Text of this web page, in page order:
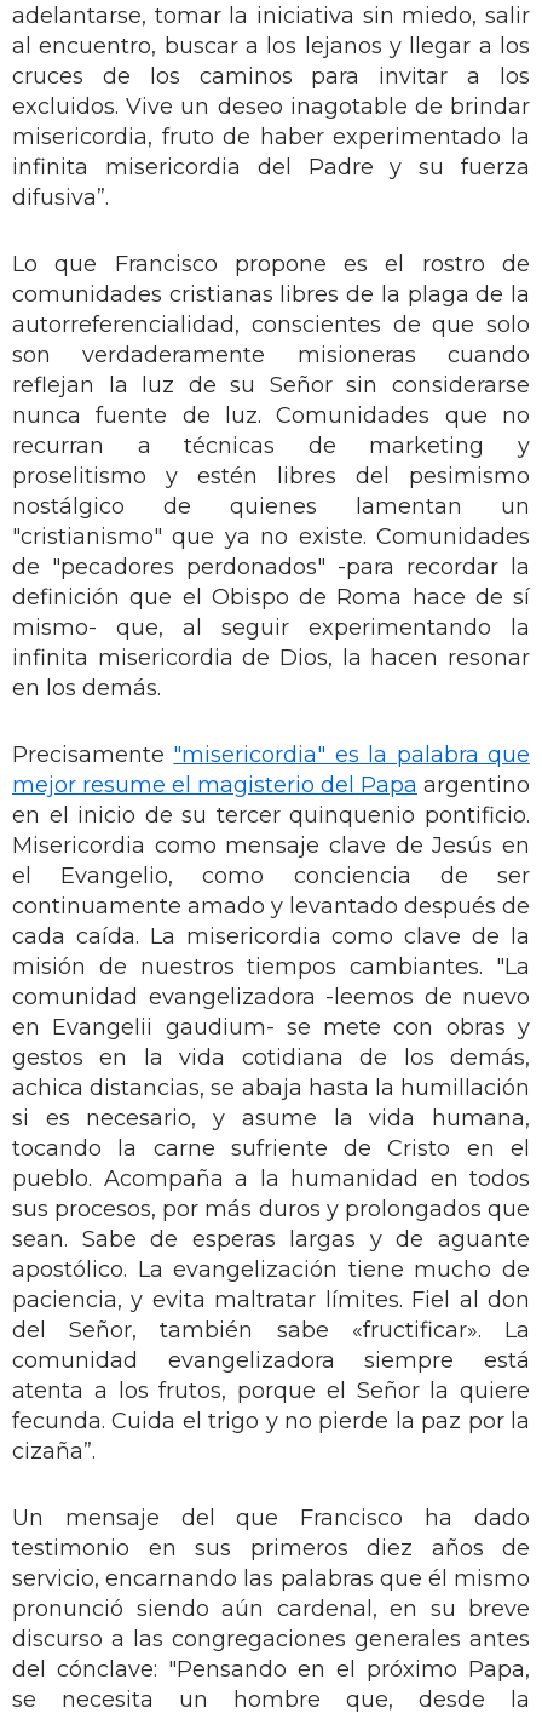
adelantarse, tomar la iniciativa sin miedo, salir
al encuentro, buscar a los lejanos y llegar a los
cruces de los caminos para invitar a los
excluidos. Vive un deseo inagotable de brindar
misericordia, fruto de haber experimentado la
infinita misericordia del Padre y su fuerza
difusiva”.
Lo que Francisco propone es el rostro de
comunidades cristianas libres de la plaga de la
autorreferencialidad, conscientes de que solo
son verdaderamente misioneras cuando
reflejan la luz de su Señor sin considerarse
nunca fuente de luz. Comunidades que no
recurran a técnicas de marketing y
proselitismo y estén libres del pesimismo
nostálgico de quienes lamentan un
"cristianismo" que ya no existe. Comunidades
de "pecadores perdonados" -para recordar la
definición que el Obispo de Roma hace de sí
mismo- que, al seguir experimentando la
infinita misericordia de Dios, la hacen resonar
en los demás.
Precisamente "misericordia" es la palabra que
mejor resume el magisterio del Papa argentino
en el inicio de su tercer quinquenio pontificio.
Misericordia como mensaje clave de Jesús en
el Evangelio, como conciencia de ser
continuamente amado y levantado después de
cada caída. La misericordia como clave de la
misión de nuestros tiempos cambiantes. "La
comunidad evangelizadora -leemos de nuevo
en Evangelii gaudium- se mete con obras y
gestos en la vida cotidiana de los demás,
achica distancias, se abaja hasta la humillación
si es necesario, y asume la vida humana,
tocando la carne sufriente de Cristo en el
pueblo. Acompaña a la humanidad en todos
sus procesos, por más duros y prolongados que
sean. Sabe de esperas largas y de aguante
apostólico. La evangelización tiene mucho de
paciencia, y evita maltratar límites. Fiel al don
del Señor, también sabe «fructificar». La
comunidad evangelizadora siempre está
atenta a los frutos, porque el Señor la quiere
fecunda. Cuida el trigo y no pierde la paz por la
cizaña”.
Un mensaje del que Francisco ha dado
testimonio en sus primeros diez años de
servicio, encarnando las palabras que él mismo
pronunció siendo aún cardenal, en su breve
discurso a las congregaciones generales antes
del cónclave: "Pensando en el próximo Papa,
se necesita un hombre que, desde la